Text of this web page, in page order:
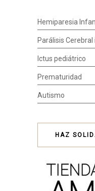
Hemiparesia
Parálisis Cerebral
Ictus pediátrico
Prematuridad
Autismo
HAZ